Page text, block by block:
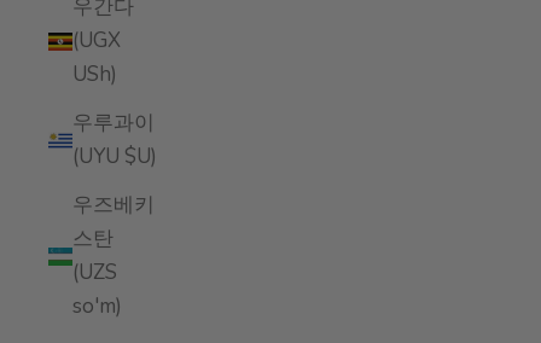
우간다
(UGX
USh)
우루과이
(UYU $U)
우즈베키
스탄
(UZS
so'm)